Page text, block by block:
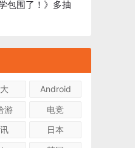
包围了！》多抽
Android
游
电竞
日本